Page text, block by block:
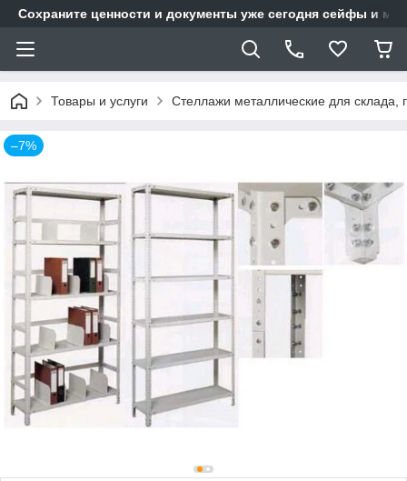
Сохраните ценности и документы уже сегодня сейфы и
Товары и услуги Стеллажи металлические для склада,
–7%